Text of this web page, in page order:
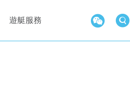
遊艇服務  